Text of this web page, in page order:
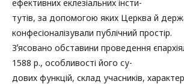
ефективних еклезіальних інсти-
тутів, за допомогою яких Церква й
конфесіоналізували публічний простір.
Зʼясовано обставини проведення
1588 р., особливості його су-
дових функцій, склад учасників,